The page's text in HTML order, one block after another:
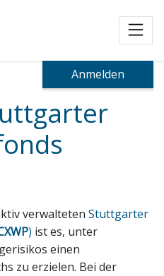
Anmelden
verwalteten Stuttgarter
) ist es, unter
einen
zu erzielen. Bei der